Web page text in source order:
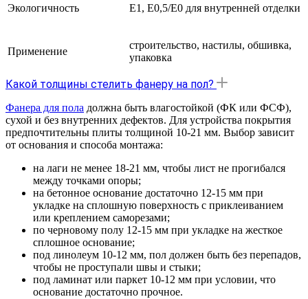
Экологичность Е1, Е0,5/Е0 для внутренней отделки
Применение
строительство, настилы, обшивка,
упаковка
Какой толщины стелить фанеру на пол?
Фанера для пола должна быть влагостойкой (ФК или ФСФ),
сухой и без внутренних дефектов. Для устройства покрытия
предпочтительны плиты толщиной 10-21 мм. Выбор зависит
от основания и способа монтажа:
на лаги не менее 18-21 мм, чтобы лист не прогибался
между точками опоры;
на бетонное основание достаточно 12-15 мм при
укладке на сплошную поверхность с приклеиванием
или креплением саморезами;
по черновому полу 12-15 мм при укладке на жесткое
сплошное основание;
под линолеум 10-12 мм, пол должен быть без перепадов,
чтобы не проступали швы и стыки;
под ламинат или паркет 10-12 мм при условии, что
основание достаточно прочное.